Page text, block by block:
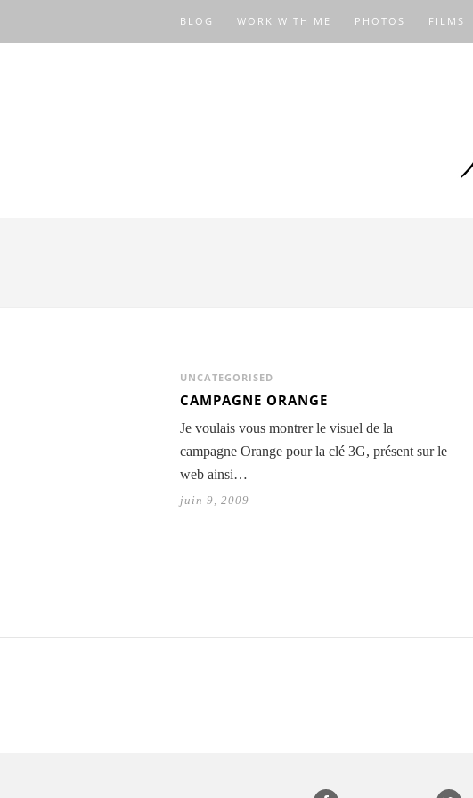
BLOG WORK WITH ME PHOTOS FILMS
UNCATEGORISED
CAMPAGNE ORANGE
Je voulais vous montrer le visuel de la
campagne Orange pour la clé 3G, présent sur le
web ainsi…
juin 9, 2009